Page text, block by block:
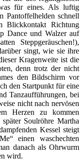
für eines. Als luftig
Pantoffelhelden schnell
Blickkontakt Richtung
Dance und Walzer auf
Steppgeräuschen!),
singt, wie sie ihre
Kragenweite ist die
denn trotz der nicht
den Bildschirm vor
den Startpunkt für eine
Tanzaufführungen, bei
nicht nach nervösen
Herzen zu kommen
Soulröhre Martha
Kessel steigt
einen waschechten
danach als Ohrwurm
wird.